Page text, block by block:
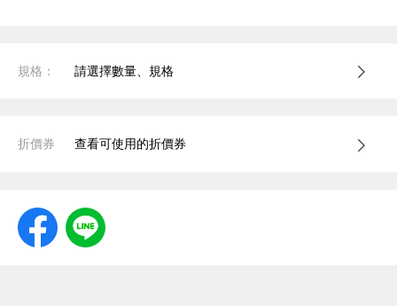
規格： 請選擇數量、規格
折價券 查看可使用的折價券